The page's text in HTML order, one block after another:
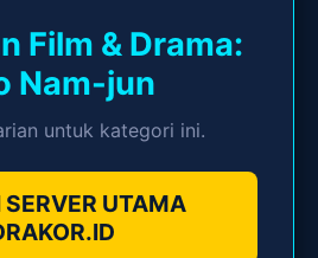
Film & Drama:
Nam-jun
untuk kategori ini.
SERVER UTAMA